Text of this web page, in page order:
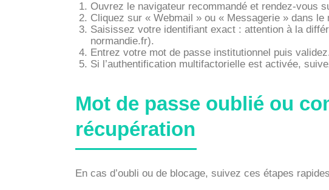
Ouvrez le navigateur recommandé et rendez-vous
Cliquez sur « Webmail » ou « Messagerie » dans le
Saisissez votre identifiant exact : attention à la
normandie.fr).
Entrez votre mot de passe institutionnel puis validez.
Si l’authentification multifactorielle est activée,
Mot de passe oublié ou
récupération
En cas d’oubli ou de blocage, suivez ces étapes